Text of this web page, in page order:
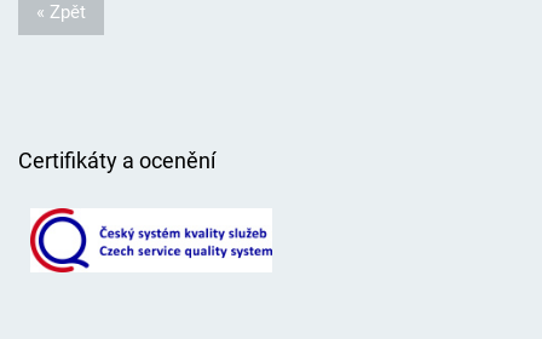
« Zpět
Certifikáty a ocenění